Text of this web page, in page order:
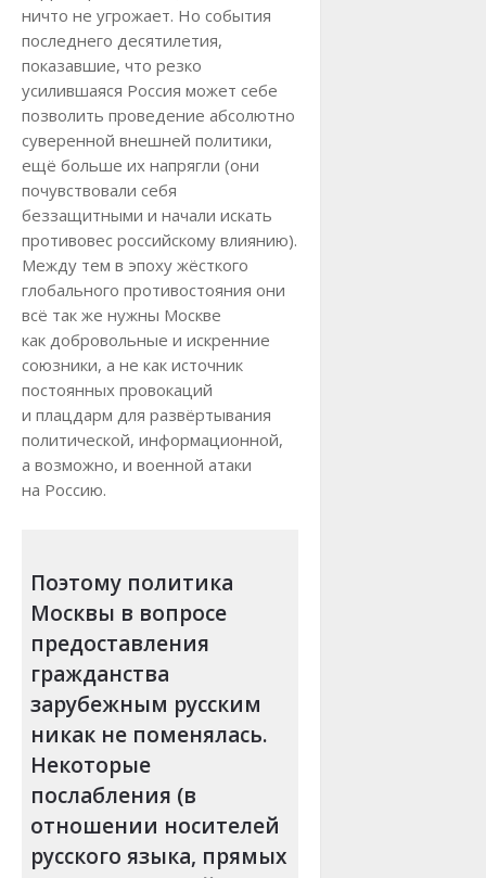
ничто не угрожает. Но события
последнего десятилетия,
показавшие, что резко
усилившаяся Россия может себе
позволить проведение абсолютно
суверенной внешней политики,
ещё больше их напрягли (они
почувствовали себя
беззащитными и начали искать
противовес российскому влиянию).
Между тем в эпоху жёсткого
глобального противостояния они
всё так же нужны Москве
как добровольные и искренние
союзники, а не как источник
постоянных провокаций
и плацдарм для развёртывания
политической, информационной,
а возможно, и военной атаки
на Россию.
Поэтому политика
Москвы в вопросе
предоставления
гражданства
зарубежным русским
никак не поменялась.
Некоторые
послабления (в
отношении носителей
русского языка, прямых